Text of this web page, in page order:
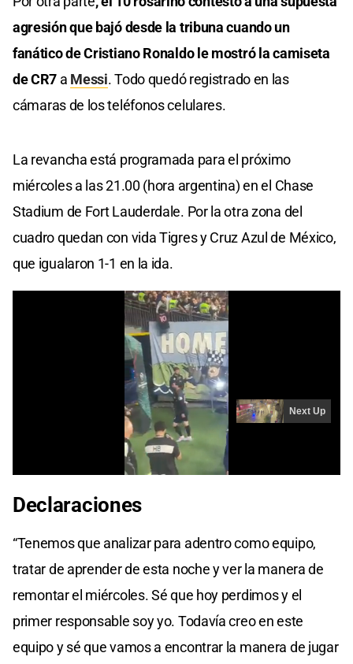
agresión que bajó desde la tribuna cuando un
fanático de Cristiano Ronaldo le mostró la camiseta
de CR7 a Messi. Todo quedó registrado en las
cámaras de los teléfonos celulares.
La revancha está programada para el próximo
miércoles a las 21.00 (hora argentina) en el Chase
Stadium de Fort Lauderdale. Por la otra zona del
cuadro quedan con vida Tigres y Cruz Azul de México,
que igualaron 1-1 en la ida.
Declaraciones
“Tenemos que analizar para adentro como equipo,
tratar de aprender de esta noche y ver la manera de
remontar el miércoles. Sé que hoy perdimos y el
primer responsable soy yo. Todavía creo en este
equipo y sé que vamos a encontrar la manera de jugar